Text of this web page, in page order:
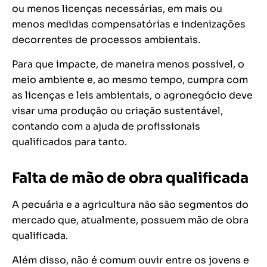
ou menos licenças necessárias, em mais ou
menos medidas compensatórias e indenizações
decorrentes de processos ambientais.
Para que impacte, de maneira menos possível, o
meio ambiente e, ao mesmo tempo, cumpra com
as licenças e leis ambientais, o agronegócio deve
visar uma produção ou criação sustentável,
contando com a ajuda de profissionais
qualificados para tanto.
Falta de mão de obra qualificada
A pecuária e a agricultura não são segmentos do
mercado que, atualmente, possuem mão de obra
qualificada.
Além disso, não é comum ouvir entre os jovens e